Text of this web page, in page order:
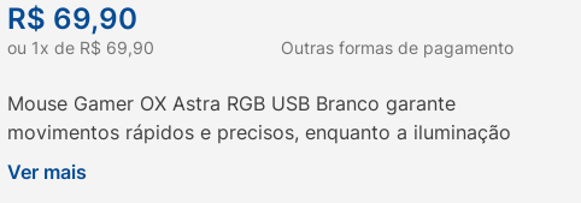
R$ 69,90
ou 1x de R$ 69,90 Outras formas de pagamento
Mouse Gamer OX Astra RGB USB Branco garante
movimentos rápidos e precisos, enquanto a iluminação
RGB adiciona personalidade ao seu setup. Compre na
Ver mais